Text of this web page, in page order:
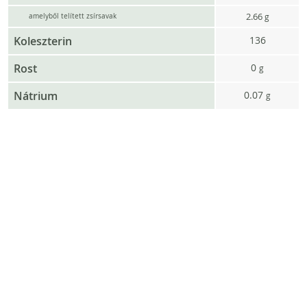
amelyből telített zsírsavak 2.66g
Koleszterin 136
Rost 0 g
Nátrium 0.07 g